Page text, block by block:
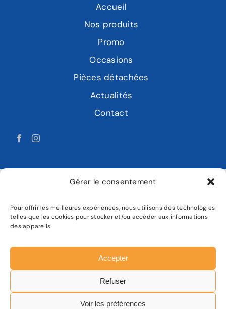
Gérer le consentement
Pour offrir les meilleures expériences, nous utilisons des technologies
telles que les cookies pour stocker et/ou accéder aux informations
des appareils.
Accepter
Refuser
Voir les préférences
Accueil
Nos produits
Promo
Occasions
Pièces détachées
Actualités
Contact
LABAT MOTOCULTURE
Politique de confidentialité
Plan de site
FacebookInstagram